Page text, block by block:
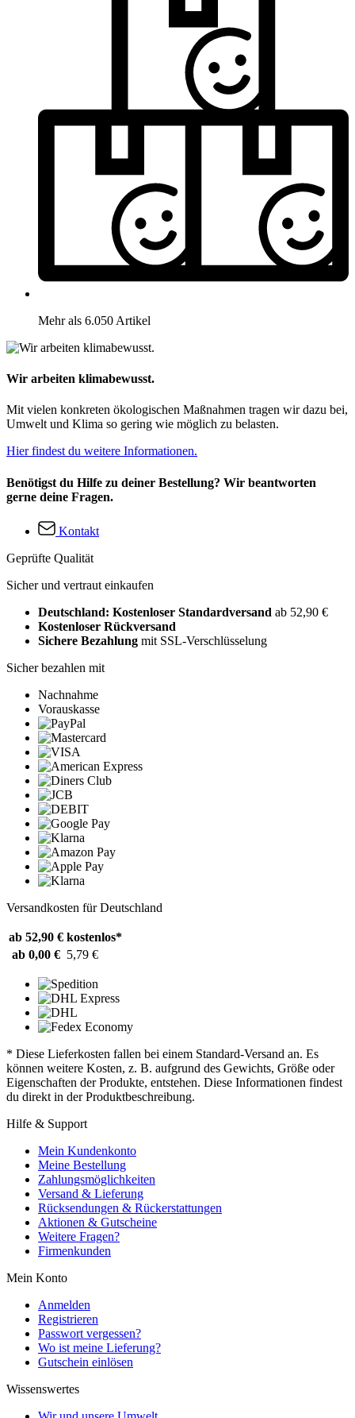
Mehr als 6.050 Artikel
Wir arbeiten klimabewusst.
Mit vielen konkreten ökologischen Maßnahmen tragen wir dazu bei,
Umwelt und Klima so gering wie möglich zu belasten.
Hier findest du weitere Informationen.
Benötigst du Hilfe zu deiner Bestellung? Wir beantworten
gerne deine Fragen.
Kontakt
Geprüfte Qualität
Sicher und vertraut einkaufen
Deutschland: Kostenloser Standardversand ab 52,90 €
Kostenloser Rückversand
Sichere Bezahlung mit SSL-Verschlüsselung
Sicher bezahlen mit
Nachnahme
Vorauskasse
Versandkosten für Deutschland
ab 52,90 € kostenlos*
ab 0,00 € 5,79 €
* Diese Lieferkosten fallen bei einem Standard-Versand an. Es
können weitere Kosten, z. B. aufgrund des Gewichts, Größe oder
Eigenschaften der Produkte, entstehen. Diese Informationen findest
du direkt in der Produktbeschreibung.
Hilfe & Support
Mein Kundenkonto
Meine Bestellung
Zahlungsmöglichkeiten
Versand & Lieferung
Rücksendungen & Rückerstattungen
Aktionen & Gutscheine
Weitere Fragen?
Firmenkunden
Mein Konto
Anmelden
Registrieren
Passwort vergessen?
Wo ist meine Lieferung?
Gutschein einlösen
Wissenswertes